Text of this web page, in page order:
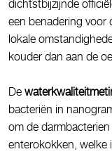
dichtstbijzijnde
een benadering voor
lokale
kouder dan aan de
De
bacteriën in
om de
enterokokken, welke